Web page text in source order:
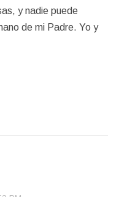
y nadie puede
de mi Padre. Yo y